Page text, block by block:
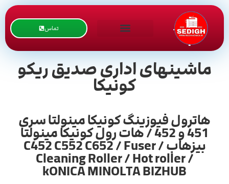
تماس
ماشینهای اداری صدیق ریکو
کونیکا
هاترول فیوزینگ کونیکا مینولتا سری
451 و 452 / هات رول کونیکا مینولتا
بیزهاب / C452 C552 C652 / Fuser
Cleaning Roller / Hot roller /
kONICA MINOLTA BIZHUB